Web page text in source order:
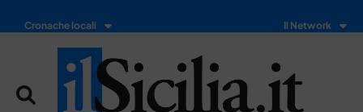
Cronache locali Il Network